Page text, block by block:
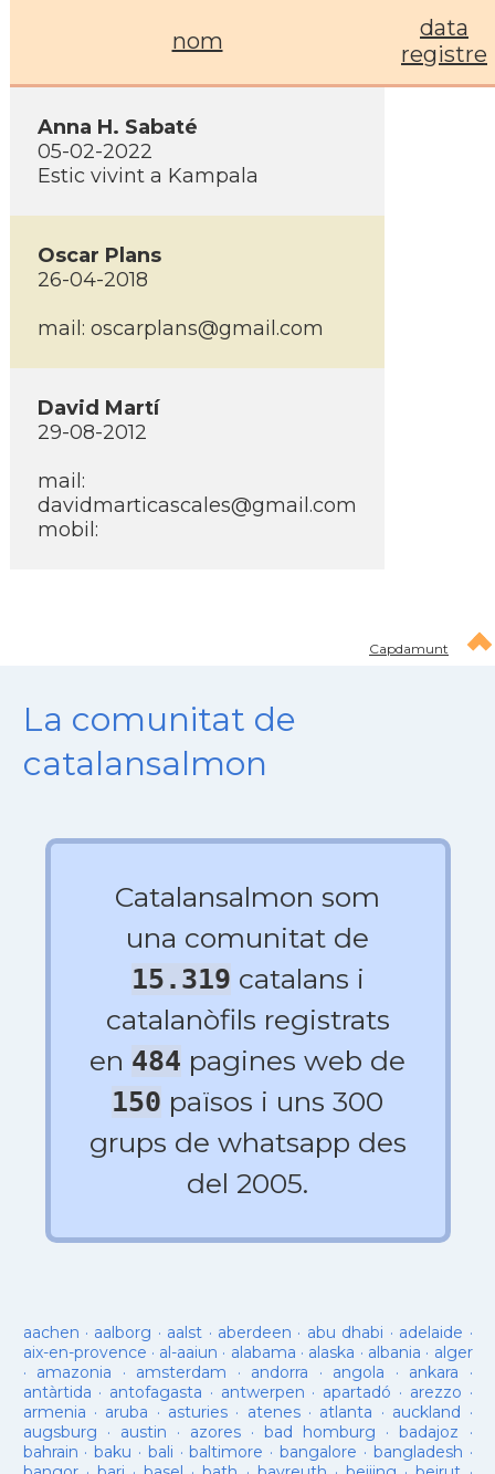
nom
data
registre
Anna H. Sabaté
05-02-2022
Estic vivint a Kampala
Oscar Plans
26-04-2018
mail: oscarplans@gmail.com
David Martí­
29-08-2012
mail:
davidmarticascales@gmail.com
mobil:
Capdamunt
La comunitat de
catalansalmon
Catalansalmon som
una comunitat de
15.319 catalans i
catalanòfils registrats
en 484 pagines web de
150 països i uns 300
grups de whatsapp des
del 2005.
aachen · aalborg · aalst · aberdeen · abu dhabi · adelaide ·
aix-en-provence · al-aaiun · alabama · alaska · albania · alger
· amazonia · amsterdam · andorra · angola · ankara ·
antàrtida · antofagasta · antwerpen · apartadó · arezzo ·
armenia · aruba · asturies· atenes· atlanta · auckland ·
augsburg · austin · azores·bad homburg ·badajoz ·
bahrain ·baku · bali ·baltimore ·bangalore · bangladesh ·